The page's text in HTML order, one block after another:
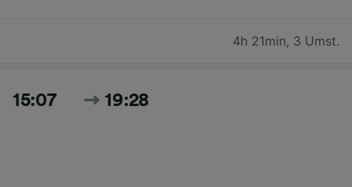
4h 21min, 3 Umst.
15:07 19:28